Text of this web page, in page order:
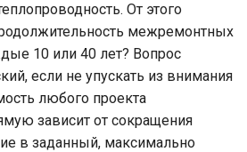
От этого
межремонтных
10 или 40 лет? Вопрос
если не упускать из внимания
любого проекта
зависит от сокращения
в заданный, максимально